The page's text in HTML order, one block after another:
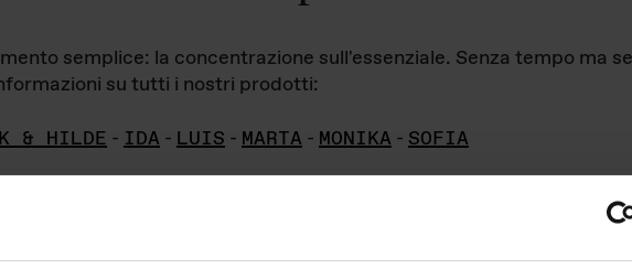
semplice: la concentrazione sull'essenziale. Senza tempo ma
su tutti i nostri prodotti:
& HILDE - IDA - LUIS - MARTA - MONIKA - SOFIA